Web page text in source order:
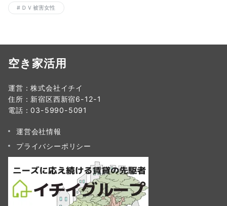
ＤＶ被害女性
空き家活用
運営：株式会社イチイ
住所：新宿区西新宿6-12-1
電話：03-5990-5091
運営会社情報
プライバシーポリシー